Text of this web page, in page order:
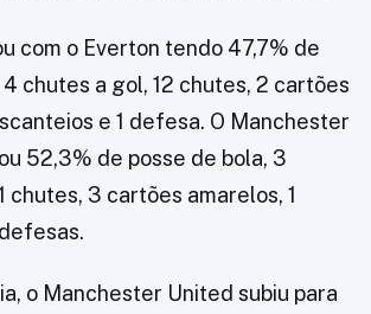
com o Everton tendo 47,7% de
chutes a gol, 12 chutes, 2 cartões
e 1 defesa. O Manchester
52,3% de posse de bola, 3
chutes, 3 cartões amarelos, 1
o Manchester United subiu para